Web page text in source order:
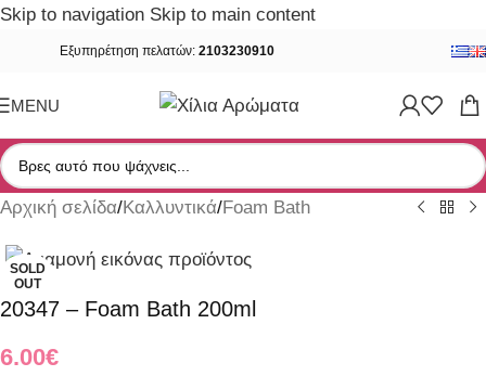
Skip to navigation Skip to main content
Εξυπηρέτηση πελατών: 2103230910
MENU
Αρχική σελίδα/Καλλυντικά/Foam Bath
SOLD
OUT
20347 – Foam Bath 200ml
6.00€